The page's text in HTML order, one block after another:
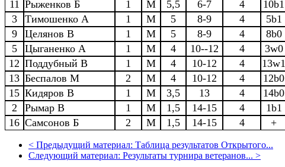
11 Рыженков Б 1 M 5,5 6-7 4 10b1
3
Тимошенко А 1 M 5 8-9 4 5b1
9
Целянов В 1 M 5 8-9 4 8b0
5
Цыганенко А 1 M 4 10--12 4 3w0
12 Поддубный В 1 M 4 10-12 4 13w1
13 Беспалов М 2 M 4 10-12 4 12b0
15 Кидяров В 1 M 3,5 13 4 14b0
2
Рымар В 1 M 1,5 14-15 4 1b1
16 Самсонов Б 2 M 1,5 14-15 4 +
< Предыдущий материал: Таблица результатов Открытого...
Следующий материал: Результаты турнира ветеранов... >